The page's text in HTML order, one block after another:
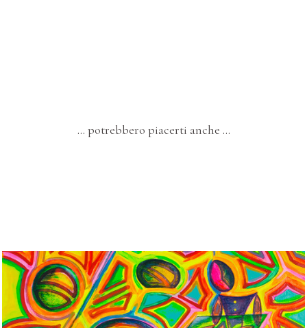
… potrebbero piacerti anche …